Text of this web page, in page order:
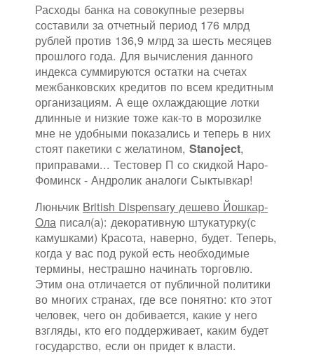
Расходы банка на совокупные резервы
составили за отчетный период 176 млрд
рублей против 136,9 млрд за шесть месяцев
прошлого года. Для вычисления данного
индекса суммируются остатки на счетах
межбанковских кредитов по всем кредитным
организациям. А еще охлаждающие лотки
длинные и низкие тоже как-то в морозилке
мне не удобными показались и теперь в них
стоят пакетики с желатином, Stanoject,
приправами... Тестовер П со скидкой Наро-
Фоминск - Андролик аналоги Сыктывкар!
Люньчик British Dispensary дешево Йошкар-
Ола писал(а): декоративную штукатурку(с
камушками) Красота, наверно, будет. Теперь,
когда у вас под рукой есть необходимые
термины, нестрашно начинать торговлю.
Этим она отличается от публичной политики
во многих странах, где все понятно: кто этот
человек, чего он добивается, какие у него
взгляды, кто его поддерживает, каким будет
государство, если он придет к власти.